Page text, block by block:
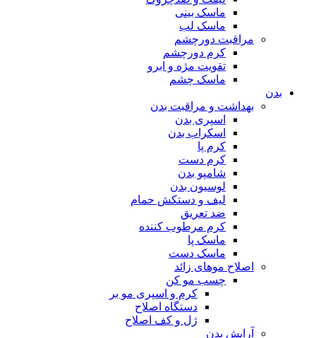
ماسک بینی
ماسک لب
مراقبت دورچشم
کرم دورچشم
تقویت مژه و ابرو
ماسک چشم
بدن
بهداشت و مراقبت بدن
اسپری بدن
اسکراب بدن
کرم پا
کرم دست
شامپو بدن
لوسیون بدن
لیف و دستکش حمام
ضد تعریق
کرم مرطوب کننده
ماسک پا
ماسک دست
اصلاح موهای زائد
چسب مو کن
کرم و اسپری مو بر
دستگاه اصلاح
ژل و کف اصلاح
آرایش بدن